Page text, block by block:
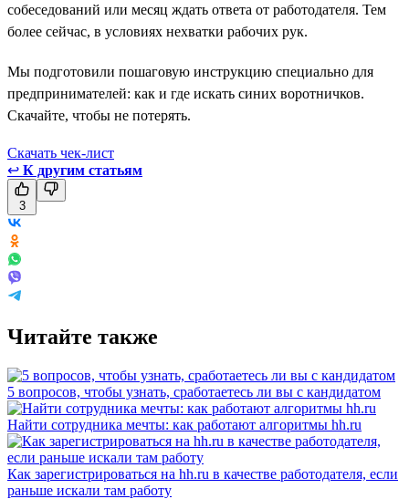
собеседований или месяц ждать ответа от работодателя. Тем
более сейчас, в условиях нехватки рабочих рук.
Мы подготовили пошаговую инструкцию специально для
предпринимателей: как и где искать синих воротничков.
Скачайте, чтобы не потерять.
Скачать чек-лист
↩ К другим статьям
3
Читайте также
5 вопросов, чтобы узнать, сработаетесь ли вы с кандидатом
Найти сотрудника мечты: как работают алгоритмы hh.ru
Как зарегистрироваться на hh.ru в качестве работодателя, если
раньше искали там работу